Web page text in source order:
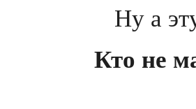
Ну а эту
Кто не